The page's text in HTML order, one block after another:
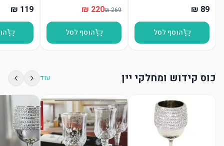
הוסף לסל הוסף לסל
כוס קידוש ומחלקי יין עוד